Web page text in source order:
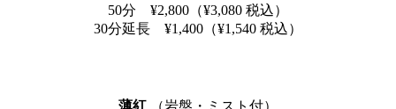
50分 ¥2,800（¥3,080 税込）
30分延長 ¥1,400（¥1,540 税込）
薄紅 （岩盤・ミスト付）